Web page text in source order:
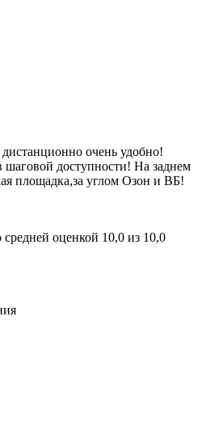
очень удобно!
доступности! На заднем
площадка,за углом Озон и ВБ!
оценкой 10,0 из 10,0